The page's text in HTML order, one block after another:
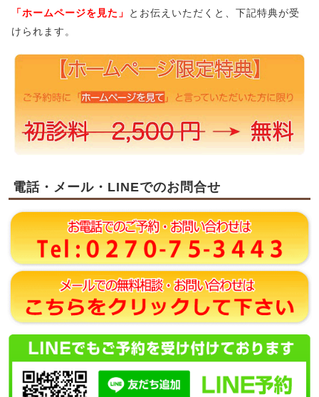
「ホームページを見た」
とお伝えいただくと、下記特典が受
けられます。
電話・メール・LINEでのお問合せ